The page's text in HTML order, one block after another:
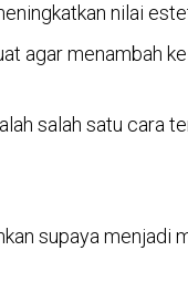
nilai
agar menambah
salah satu cara
supaya menjadi